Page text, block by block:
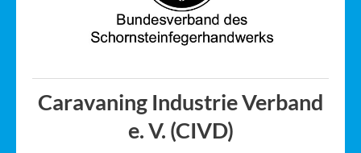
Caravaning Industrie Verband
e. V. (CIVD)